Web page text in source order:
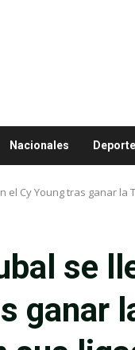
Nacionales
el Cy Young tras ganar la
se
ganar